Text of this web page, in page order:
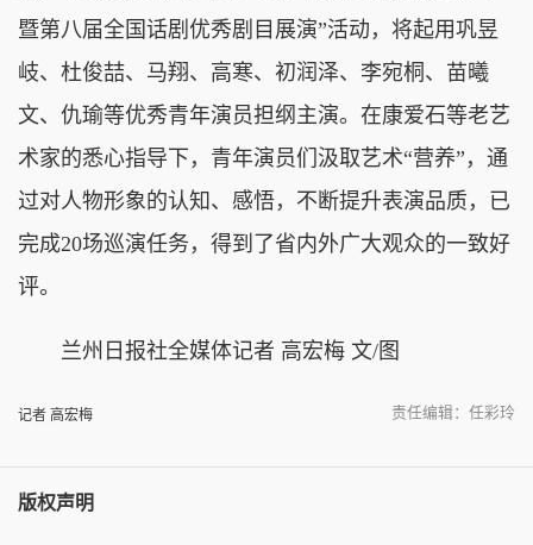
暨第八届全国话剧优秀剧目展演”活动，将起用巩昱
岐、杜俊喆、马翔、高寒、初润泽、李宛桐、苗曦
文、仇瑜等优秀青年演员担纲主演。在康爱石等老艺
术家的悉心指导下，青年演员们汲取艺术“营养”，通
过对人物形象的认知、感悟，不断提升表演品质，已
完成20场巡演任务，得到了省内外广大观众的一致好
评。
兰州日报社全媒体记者 高宏梅 文/图
记者 高宏梅 责任编辑：任彩玲
版权声明